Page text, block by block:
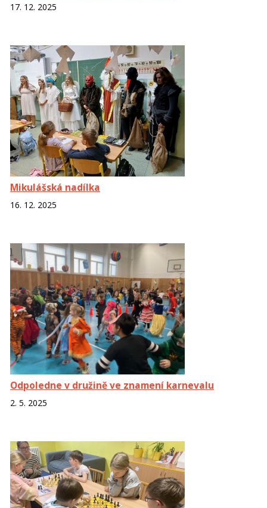
17. 12. 2025
Mikulášská nadílka
16. 12. 2025
Odpoledne v družině ve znamení karnevalu
2. 5. 2025